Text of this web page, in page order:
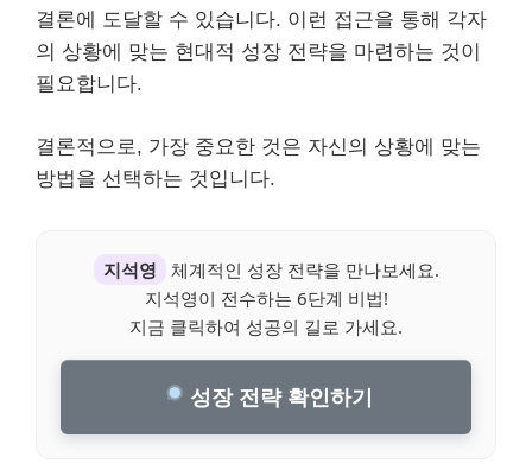
결론에 도달할 수 있습니다. 이런 접근을 통해 각자
의 상황에 맞는 현대적 성장 전략을 마련하는 것이
필요합니다.
결론적으로, 가장 중요한 것은 자신의 상황에 맞는
방법을 선택하는 것입니다.
지석영
체계적인 성장 전략을 만나보세요.
지석영이 전수하는 6단계 비법!
지금 클릭하여 성공의 길로 가세요.
성장 전략 확인하기